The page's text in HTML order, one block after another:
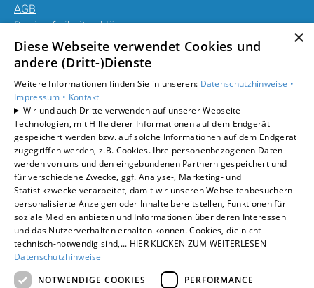
AGB
Barrierefreiheitserklärung
Unsere Bereiche
Gewerbekunden
Karriere
Unternehmen
Kontakt
×
Diese Webseite verwendet Cookies und
andere (Dritt-)Dienste
Weitere Informationen finden Sie in unseren: Datenschutzhinweise •
Impressum • Kontakt
Wir und auch Dritte verwenden auf unserer Webseite
Technologien, mit Hilfe derer Informationen auf dem Endgerät
gespeichert werden bzw. auf solche Informationen auf dem Endgerät
zugegriffen werden, z.B. Cookies. Ihre personenbezogenen Daten
werden von uns und den eingebundenen Partnern gespeichert und
für verschiedene Zwecke, ggf. Analyse-, Marketing- und
Statistikzwecke verarbeitet, damit wir unseren Webseitenbesuchern
personalisierte Anzeigen oder Inhalte bereitstellen, Funktionen für
soziale Medien anbieten und Informationen über deren Interessen
und das Nutzerverhalten erhalten können. Cookies, die nicht
technisch-notwendig sind,... HIER KLICKEN ZUM WEITERLESEN
Datenschutzhinweise
NOTWENDIGE COOKIES
PERFORMANCE